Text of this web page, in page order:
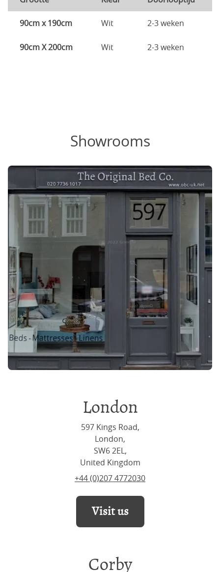
90cm x 190cm Wit 2-3 weken
90cm X 200cm Wit 2-3 weken
Showrooms
London
597 Kings Road,
London,
SW6 2EL,
United Kingdom
+44 (0)207 4772030
Visit us
Corby